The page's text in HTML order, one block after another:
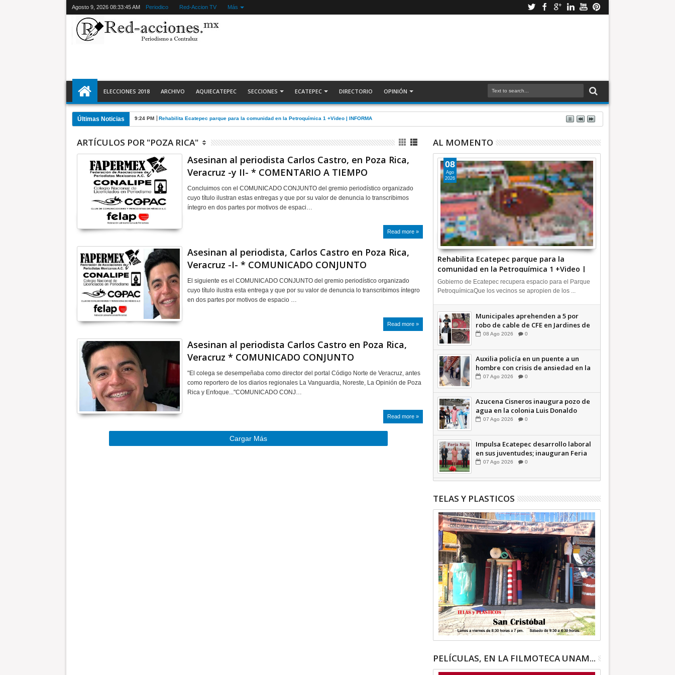
Agosto 9, 2026 08:33:46 AM Periodico Red-Accion TV Más
ELECCIONES 2018 ARCHIVO AQUIECATEPEC SECCIONES ECATEPEC DIRECTORIO OPINIÓN
Últimas Noticias 9:24 PM Rehabilita Ecatepec parque para la comunidad en la Petroquímica 1 +Video | INFORMA
ARTÍCULOS POR "POZA RICA"
Asesinan al periodista Carlos Castro, en Poza Rica,
Veracruz -y II- * COMENTARIO A TIEMPO
Concluimos con el COMUNICADO CONJUNTO del gremio periodístico organizado
cuyo título ilustran estas entregas y que por su valor de denuncia lo transcribimos
íntegro en dos partes por motivos de espaci…
Read more »
Asesinan al periodista, Carlos Castro en Poza Rica,
Veracruz -I- * COMUNICADO CONJUNTO
El siguiente es el COMUNICADO CONJUNTO del gremio periodístico organizado
cuyo título ilustra esta entrega y que por su valor de denuncia lo transcribimos íntegro
en dos partes por motivos de espacio …
Read more »
Asesinan al periodista Carlos Castro en Poza Rica,
Veracruz * COMUNICADO CONJUNTO
"El colega se desempeñaba como director del portal Código Norte de Veracruz, antes
como reportero de los diarios regionales La Vanguardia, Noreste, La Opinión de Poza
Rica y Enfoque..."COMUNICADO CONJ…
Read more »
Cargar Más
AL MOMENTO
Rehabilita Ecatepec parque para la
comunidad en la Petroquímica 1 +Video |
INFORMA
08
Ago
2026
Gobierno de Ecatepec recupera espacio para el Parque
PetroquímicaQue los vecinos se apropien de los ...
Municipales aprehenden a 5 por
robo de cable de CFE en Jardines de
Casa Nueva +Video | INFORMA
08 Ago 2026 0
Auxilia policía en un puente a un
hombre con crisis de ansiedad en la
Vía Morelos | INFORMATIVA
07 Ago 2026 0
Azucena Cisneros inaugura pozo de
agua en la colonia Luis Donaldo
Colosio +Video | INFORMATIVA
07 Ago 2026 0
Impulsa Ecatepec desarrollo laboral
en sus juventudes; inauguran Feria
de Empleo y Emprendedores 2026
07 Ago 2026 0
TELAS Y PLASTICOS
PELÍCULAS, EN LA FILMOTECA UNAM...